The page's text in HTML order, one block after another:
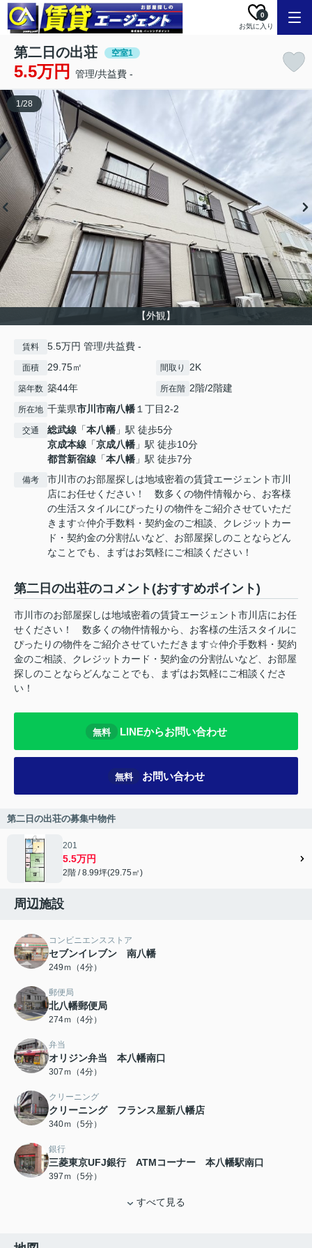
お気に入り
0
第二日の出荘 空室1
5.5万円 管理/共益費 -
【外観】
1/28
賃料 5.5万円 管理/共益費 -
面積 29.75㎡ 間取り 2K
築年数 築44年 所在階 2階/2階建
所在地 千葉県市川市南八幡１丁目2-2
交通 総武線 「本八幡 」駅 徒歩5分
京成本線 「京成八幡 」駅 徒歩10分
都営新宿線 「本八幡 」駅 徒歩7分
備考
市川市のお部屋探しは地域密着の賃貸エージェント市川
店にお任せください！ 数多くの物件情報から、お客様
の生活スタイルにぴったりの物件をご紹介させていただ
きます☆仲介手数料・契約金のご相談、クレジットカー
ド・契約金の分割払いなど、お部屋探しのことならどん
なことでも、まずはお気軽にご相談ください！
第二日の出荘のコメント(おすすめポイント)
市川市のお部屋探しは地域密着の賃貸エージェント市川店にお任
せください！ 数多くの物件情報から、お客様の生活スタイルに
ぴったりの物件をご紹介させていただきます☆仲介手数料・契約
金のご相談、クレジットカード・契約金の分割払いなど、お部屋
探しのことならどんなことでも、まずはお気軽にご相談くださ
い！
無料 LINEからお問い合わせ
無料 お問い合わせ
第二日の出荘の募集中物件
201
5.5万円
2階 / 8.99坪(29.75㎡)
周辺施設
コンビニエンスストア
セブンイレブン 南八幡
249ｍ（4分）
郵便局
北八幡郵便局
274ｍ（4分）
弁当
オリジン弁当 本八幡南口
307ｍ（4分）
クリーニング
クリーニング フランス屋新八幡店
340ｍ（5分）
銀行
三菱東京UFJ銀行 ATMコーナー 本八幡駅南口
397ｍ（5分）
すべて見る